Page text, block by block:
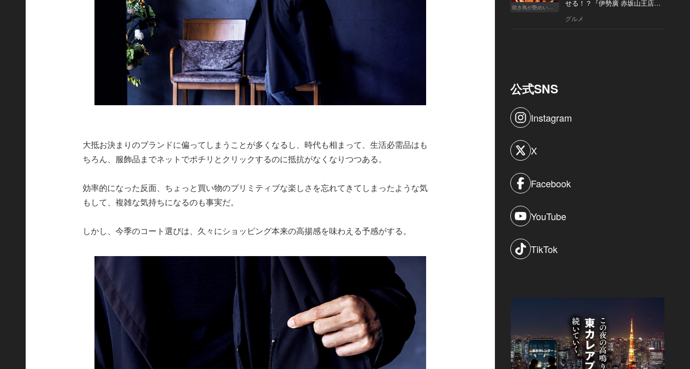
大抵お決まりのブランドに偏ってしまうことが多くなるし、時代も相まって、生活必需品はも
ちろん、服飾品までネットでポチリとクリックするのに抵抗がなくなりつつある。
効率的になった反面、ちょっと買い物のプリミティブな楽しさを忘れてきてしまったような気
もして、複雑な気持ちになるのも事実だ。
しかし、今季のコート選びは、久々にショッピング本来の高揚感を味わえる予感がする。
焼き鳥が艶めいてきた
せる！？『伊勢廣 赤坂山王店』
グルメ
公式SNS
Instagram
X
Facebook
YouTube
TikTok